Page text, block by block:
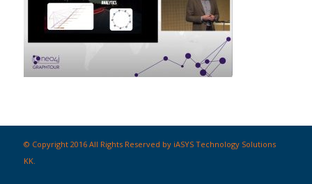
© Copyright 2016 All Rights Reserved by iASYS Technology Solutions
KK.